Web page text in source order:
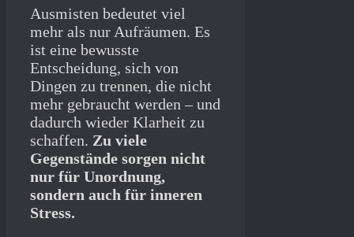
Ausmisten bedeutet viel
mehr als nur Aufräumen. Es
ist eine bewusste
Entscheidung, sich von
Dingen zu trennen, die nicht
mehr gebraucht werden – und
dadurch wieder Klarheit zu
schaffen. Zu viele
Gegenstände sorgen nicht
nur für Unordnung,
sondern auch für inneren
Stress.